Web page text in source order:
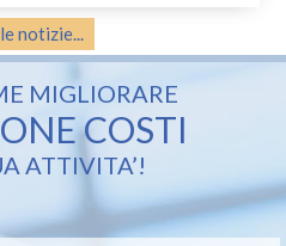
notizie...
MIGLIORARE
COSTI
ATTIVITA’!